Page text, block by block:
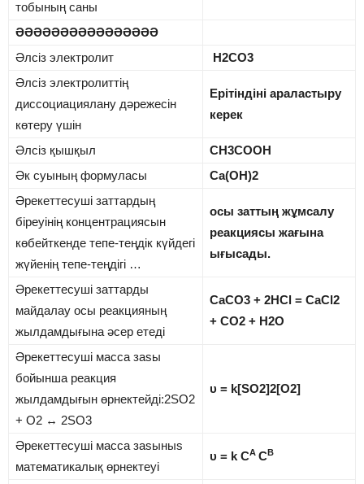
тобының саны
ӘӘӘӘӘӘӘӘӘӘӘӘӘӘӘӘ
Әлсіз электролит
H2CO3
Әлсіз электролиттің
диссоциациялану дәрежесін
көтеру үшін
Ерітіндіні араластыру
керек
Әлсіз қышқыл
CH3COOH
Әк суының формуласы
Ca(OH)2
Әрекеттесуші заттардың
біреуінің концентрациясын
көбейткенде тепе-теңдік күйдегі
жүйенің тепе-теңдігі …
осы заттың жұмсалу
реакциясы жағына
ығысады.
Әрекеттесуші заттарды
майдалау осы реакцияның
жылдамдығына әсер етеді
CaCO3 + 2HCl = CaCl2
+ CO2 + H2O
Әрекеттесуші масса заѕы
бойынша реакция
жылдамдығын өрнектейді:2SO2
+ O2 ↔ 2SO3
υ = k[SO2]2[O2]
Әрекеттесуші масса заѕыныѕ
математикалық өрнектеуі
υ = k CA CB